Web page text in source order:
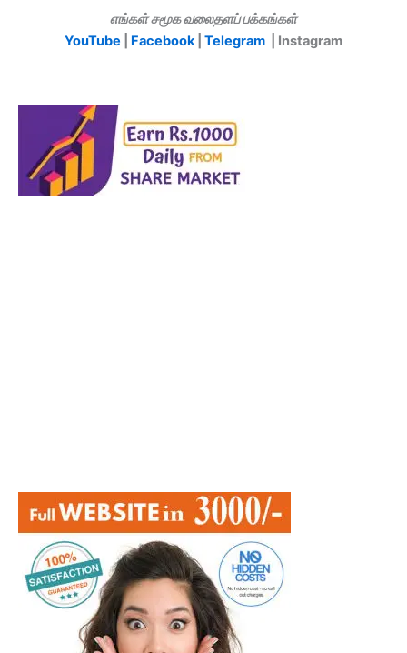
எங்கள் சமூக வலைதளப் பக்கங்கள்
YouTube
Facebook| Telegram | Instagram